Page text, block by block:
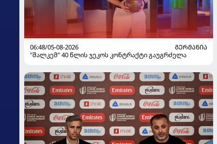
06:48/05-08-2026
ᲒᲔᲠᲛᲐᲜᲘᲐ
"შალკემ" 40 წლის ჯეკოს კონტრაქტი გაუგრძელა